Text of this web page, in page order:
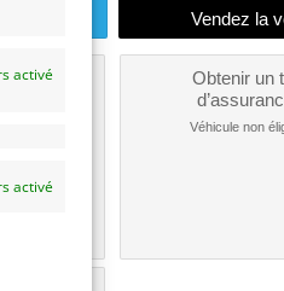
activé
activé
Obtenir un
Véhicule non